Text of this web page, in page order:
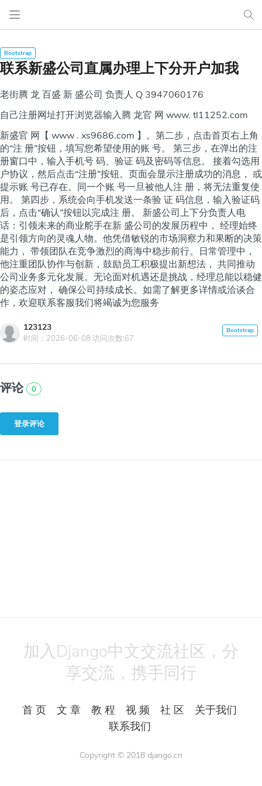
联系新盛公司直属办理上下分开户加我
老街腾 龙 百盛 新 盛公司 负责人 Q 3947060176
自己注册网址打开浏览器输入腾 龙官 网 www. tl11252.com
新盛官 网【 www . xs9686.com 】。第二步，点击首页右上角
的“注 册”按钮，填写您希望使用的账 号。 第三步，在弹出的注
册窗口中，输入手机号 码、验证 码及密码等信息。 接着勾选用
户协议，然后点击“注册”按钮。页面会显示注册成功的消息， 或
提示账 号已存在。同一个账 号一旦被他人注 册，将无法重复使
用。 第四步，系统会向手机发送一条验 证 码信息，输入验证码
后，点击“确认”按钮以完成注 册。 新盛公司上下分负责人电
话：引领未来的商业舵手在新 盛公司的发展历程中， 经理始终
是引领方向的灵魂人物。他凭借敏锐的市场洞察力和果断的决策
能力， 带领团队在竞争激烈的商海中稳步前行。日常管理中，
他注重团队协作与创新，鼓励员工积极提出新想法， 共同推动
公司业务多元化发展。无论面对机遇还是挑战，经理总能以稳健
的姿态应对， 确保公司持续成长。如需了解更多详情或洽谈合
作，欢迎联系客服我们将竭诚为您服务
123123
时间：2026-06-08 访问次数:67
评论 0
登录评论
加入Django中文交流社区，分
享交流，携手同行
首 页 文 章 教 程 视 频 社 区
关于我们
联系我们
Copyright © 2018 django.cn